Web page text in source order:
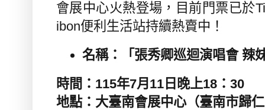
會展中心火熱登場，目前門票已於
ibon便利生活站持續熱賣中！
名稱：「張秀卿巡迴演唱會 辣
時間： 115年7月 11 日晚上18 ： 30
地點：大臺南會展中心（臺南市歸